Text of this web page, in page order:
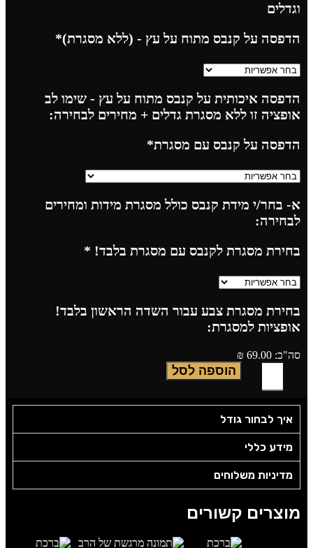
וגדלים
הדפסה על קנבס מתוח על עץ - (ללא מסגרת)*
הדפסה איכותית על קנבס מתוח על עץ - שימו לב
אופציה זו ללא מסגרת גדלים + מחירים לבחירה:
הדפסה על קנבס עם מסגרת*
א- בחר/י מידת קנבס כולל מסגרת מידות ומחירים
לבחירה:
בחירת מסגרת לקנבס עם מסגרת בלבד! *
בחירת מסגרת צבע עבור השדה הראשון בלבד!
אופציות למסגרת:
סה"כ: 69.00
₪
הוספה לסל
איך לבחור גודל
מידע כללי
מדיניות משלוחים
מוצרים קשורים